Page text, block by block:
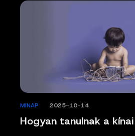
Hogyan tanulnak a
MINAP 2025-10-14